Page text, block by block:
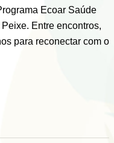
Ecoar Saúde
Entre encontros,
para reconectar com o